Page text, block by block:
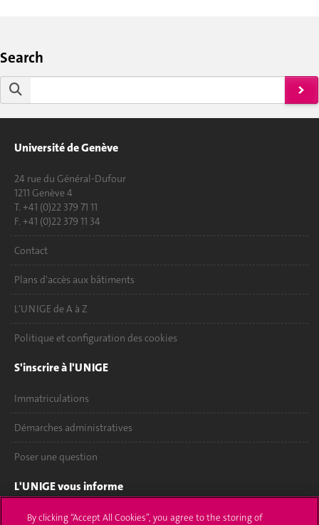
Search
Université de Genève
24 rue du Général-Dufour
1211 Genève 4
T. +41 (0)22 379 71 11
F. +41 (0)22 379 11 34
Contact
Plans d'accès aux bâtiments
L'UNIGE de A à Z
Politique et configuration des cookies
S'inscrire à l'UNIGE
Immatriculations
Démarches administratives
Poser une question
L'UNIGE vous informe
UNIGE Mobile
By clicking “Accept All Cookies”, you agree to the storing of